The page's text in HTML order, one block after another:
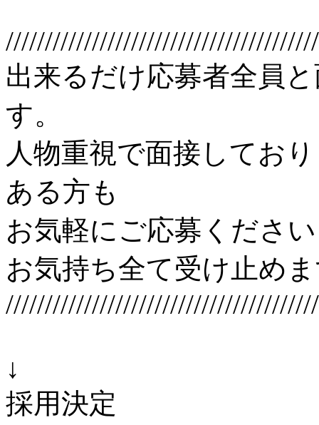
出来るだけ応募者全員
す。
人物重視で面接してお
ある方も
お気軽にご応募くださ
お気持ち全て受け止め
↓
採用決定